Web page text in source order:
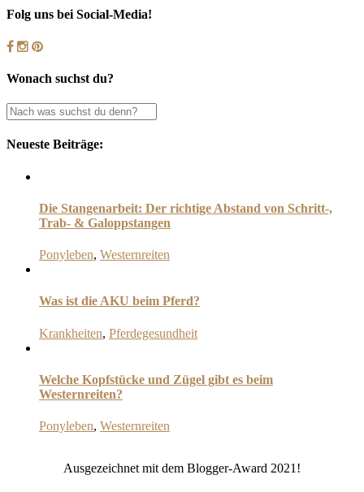
Folg uns bei Social-Media!
Wonach suchst du?
Neueste Beiträge:
Die Stangenarbeit: Der richtige Abstand von Schritt-,
Trab- & Galoppstangen
Ponyleben, Westernreiten
Was ist die AKU beim Pferd?
Krankheiten, Pferdegesundheit
Welche Kopfstücke und Zügel gibt es beim
Westernreiten?
Ponyleben, Westernreiten
Ausgezeichnet mit dem Blogger-Award 2021!